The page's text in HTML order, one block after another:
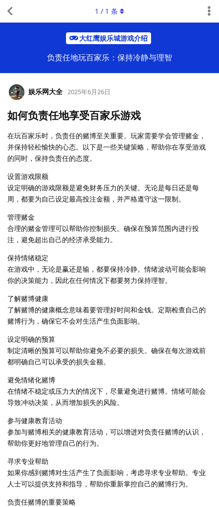
大红鹰娱乐城游戏介绍
负责任地玩百家乐：保持冷静与理智
1 / 1 条
娱乐网大全 2025年6月26日
如何负责任地享受百家乐游戏
在玩百家乐时，负责任的赌博至关重要。玩家需要学会管理赌金，
并保持轻松愉快的心态。以下是一些关键策略，帮助你在享受游戏
的同时，保持负责任的态度。
设置游戏限额
设定明确的游戏限额是避免财务压力的关键。无论是每日还是每
周，都要为自己设定最高投注金额，并严格遵守这一限制。
管理赌金
合理的赌金管理可以帮助你控制损失。确保在预算范围内进行投
注，避免超出自己的经济承受能力。
保持情绪稳定
在游戏中，无论是赢还是输，都要保持冷静。情绪波动可能会影响
你的决策能力，因此在任何情况下都要努力保持理智。
了解赌博健康
了解赌博的健康概念意味着要管理好时间和金钱。定期检查自己的
赌博行为，确保它不会对生活产生负面影响。
设定明确的预算
制定清晰的预算可以帮助你避免不必要的损失。确保在每次游戏前
都明确自己可以承受的损失金额。
避免情绪化赌博
在情绪不稳定或压力大的情况下，尽量避免进行赌博。情绪可能会
导致冲动决策，从而增加损失的风险。
参与健康教育活动
参加与赌博相关的健康教育活动，可以增进对负责任赌博的认识，
帮助你更好地管理自己的行为。
寻求专业帮助
如果你感到赌博对生活产生了负面影响，考虑寻求专业帮助。专业
人士可以提供支持和指导，帮助你重新掌控自己的赌博行为。
负责任赌博的重要策略